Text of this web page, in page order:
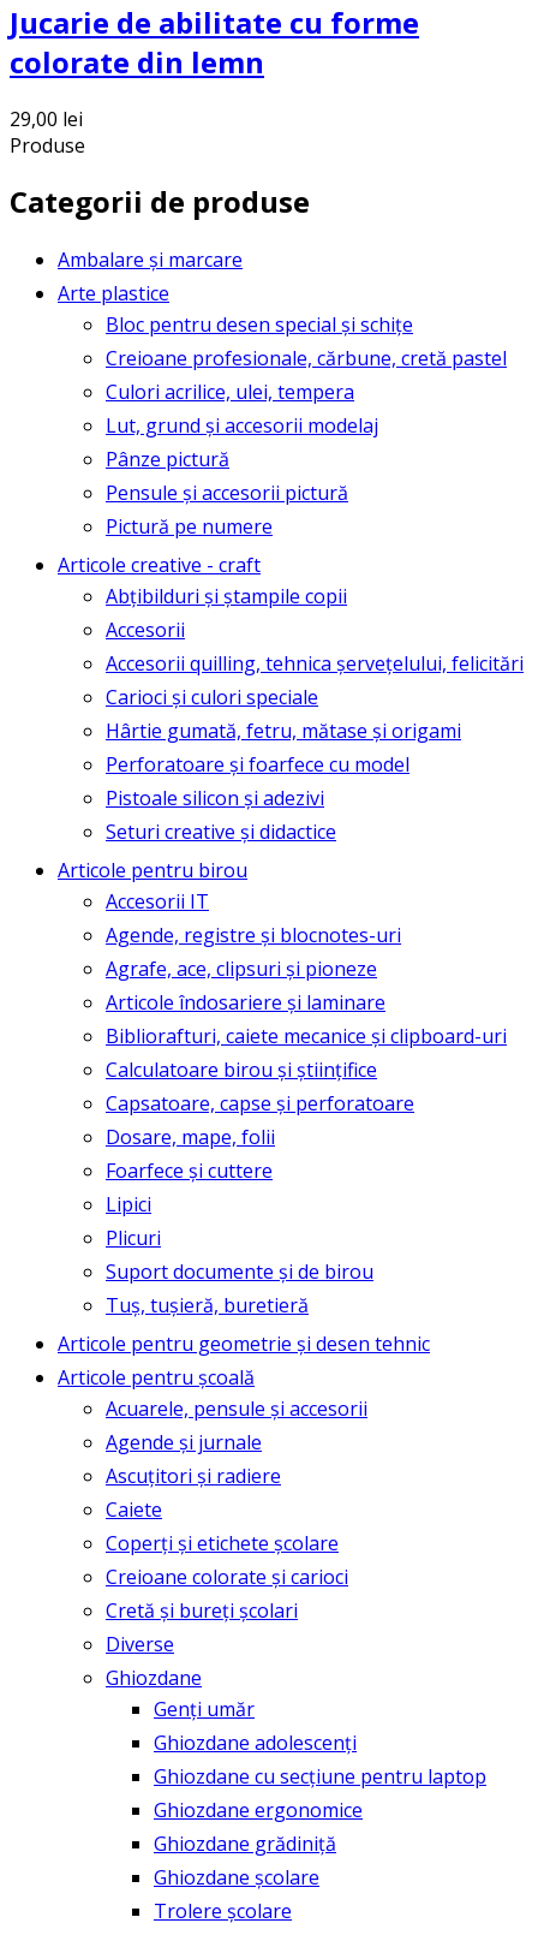
Jucarie de abilitate cu forme
colorate din lemn
29,00 lei
Produse
Categorii de produse
Ambalare și marcare
Arte plastice
Bloc pentru desen special și schițe
Creioane profesionale, cărbune, cretă pastel
Culori acrilice, ulei, tempera
Lut, grund și accesorii modelaj
Pânze pictură
Pensule și accesorii pictură
Pictură pe numere
Articole creative - craft
Abțibilduri și ștampile copii
Accesorii
Accesorii quilling, tehnica șervețelului, felicitări
Carioci și culori speciale
Hârtie gumată, fetru, mătase și origami
Perforatoare și foarfece cu model
Pistoale silicon și adezivi
Seturi creative și didactice
Articole pentru birou
Accesorii IT
Agende, registre și blocnotes-uri
Agrafe, ace, clipsuri și pioneze
Articole îndosariere și laminare
Bibliorafturi, caiete mecanice și clipboard-uri
Calculatoare birou și științifice
Capsatoare, capse și perforatoare
Dosare, mape, folii
Foarfece și cuttere
Lipici
Plicuri
Suport documente și de birou
Tuș, tușieră, buretieră
Articole pentru geometrie și desen tehnic
Articole pentru școală
Acuarele, pensule și accesorii
Agende și jurnale
Ascuțitori și radiere
Caiete
Coperți și etichete școlare
Creioane colorate și carioci
Cretă și bureți școlari
Diverse
Ghiozdane
Genți umăr
Ghiozdane adolescenți
Ghiozdane cu secțiune pentru laptop
Ghiozdane ergonomice
Ghiozdane grădiniță
Ghiozdane școlare
Trolere școlare